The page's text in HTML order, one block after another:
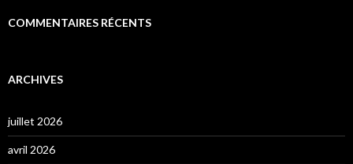
COMMENTAIRES RÉCENTS
ARCHIVES
juillet 2026
avril 2026